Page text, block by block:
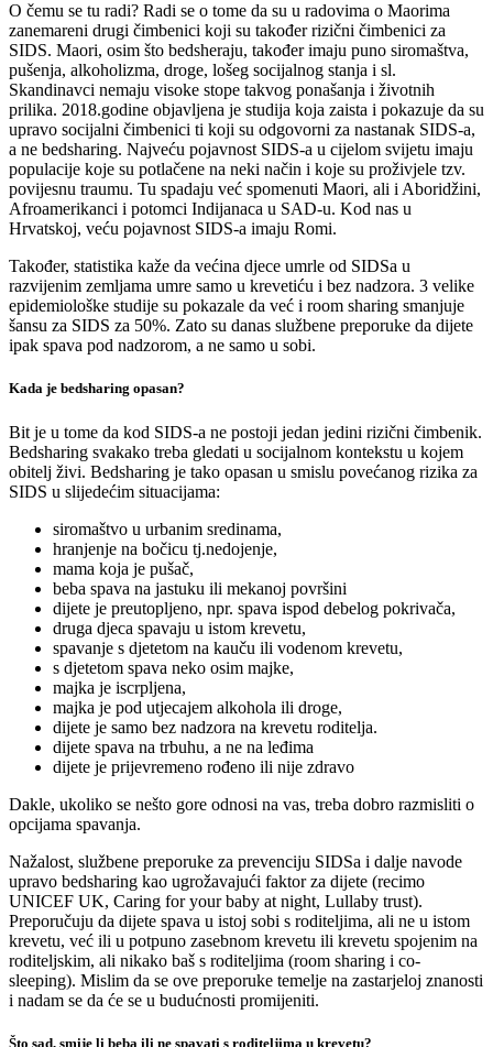
O čemu se tu radi? Radi se o tome da su u radovima o Maorima
zanemareni drugi čimbenici koji su također rizični čimbenici za
SIDS. Maori, osim što bedsheraju, također imaju puno siromaštva,
pušenja, alkoholizma, droge, lošeg socijalnog stanja i sl.
Skandinavci nemaju visoke stope takvog ponašanja i životnih
prilika. 2018.godine objavljena je studija koja zaista i pokazuje da su
upravo socijalni čimbenici ti koji su odgovorni za nastanak SIDS-a,
a ne bedsharing. Najveću pojavnost SIDS-a u cijelom svijetu imaju
populacije koje su potlačene na neki način i koje su proživjele tzv.
povijesnu traumu. Tu spadaju već spomenuti Maori, ali i Aboridžini,
Afroamerikanci i potomci Indijanaca u SAD-u. Kod nas u
Hrvatskoj, veću pojavnost SIDS-a imaju Romi.
Također, statistika kaže da većina djece umrle od SIDSa u
razvijenim zemljama umre samo u krevetiću i bez nadzora. 3 velike
epidemiološke studije su pokazale da već i room sharing smanjuje
šansu za SIDS za 50%. Zato su danas službene preporuke da dijete
ipak spava pod nadzorom, a ne samo u sobi.
Kada je bedsharing opasan?
Bit je u tome da kod SIDS-a ne postoji jedan jedini rizični čimbenik.
Bedsharing svakako treba gledati u socijalnom kontekstu u kojem
obitelj živi. Bedsharing je tako opasan u smislu povećanog rizika za
SIDS u slijedećim situacijama:
siromaštvo u urbanim sredinama,
hranjenje na bočicu tj.nedojenje,
mama koja je pušač,
beba spava na jastuku ili mekanoj površini
dijete je preutopljeno, npr. spava ispod debelog pokrivača,
druga djeca spavaju u istom krevetu,
spavanje s djetetom na kauču ili vodenom krevetu,
s djetetom spava neko osim majke,
majka je iscrpljena,
majka je pod utjecajem alkohola ili droge,
dijete je samo bez nadzora na krevetu roditelja.
dijete spava na trbuhu, a ne na leđima
dijete je prijevremeno rođeno ili nije zdravo
Dakle, ukoliko se nešto gore odnosi na vas, treba dobro razmisliti o
opcijama spavanja.
Nažalost, službene preporuke za prevenciju SIDSa i dalje navode
upravo bedsharing kao ugrožavajući faktor za dijete (recimo
UNICEF UK, Caring for your baby at night, Lullaby trust).
Preporučuju da dijete spava u istoj sobi s roditeljima, ali ne u istom
krevetu, već ili u potpuno zasebnom krevetu ili krevetu spojenim na
roditeljskim, ali nikako baš s roditeljima (room sharing i co-
sleeping). Mislim da se ove preporuke temelje na zastarjeloj znanosti
i nadam se da će se u budućnosti promijeniti.
Što sad, smije li beba ili ne spavati s roditeljima u krevetu?